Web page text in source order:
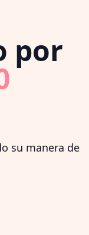
por
su manera de